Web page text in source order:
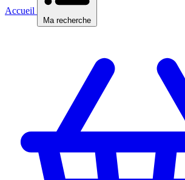
Accueil
Ma recherche